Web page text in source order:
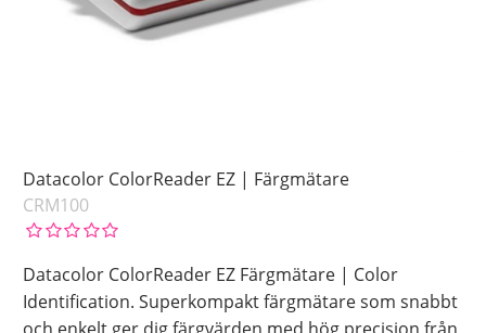
Datacolor ColorReader EZ | Färgmätare
CRM100
Datacolor ColorReader EZ Färgmätare | Color
Identification. Superkompakt färgmätare som snabbt